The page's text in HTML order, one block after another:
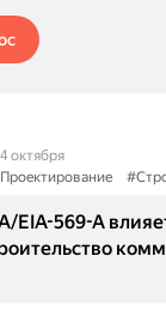
октября
EIA-569-A